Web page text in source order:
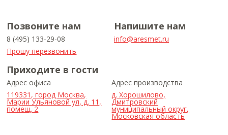
Позвоните нам
8 (495) 133-29-08
Прошу перезвонить
Напишите нам
info@aresmet.ru
Приходите в гости
Адрес офиса
119331, город Москва,
Марии Ульяновой ул, д. 11,
помещ. 2
Адрес производства
д. Хорошилово,
Дмитровский
муниципальный округ,
Московская область